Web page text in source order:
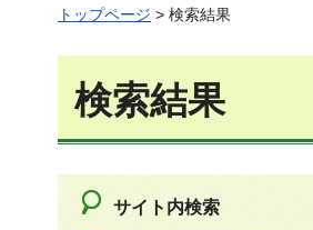
トップページ > 検索結果
検索結果
サイト内検索